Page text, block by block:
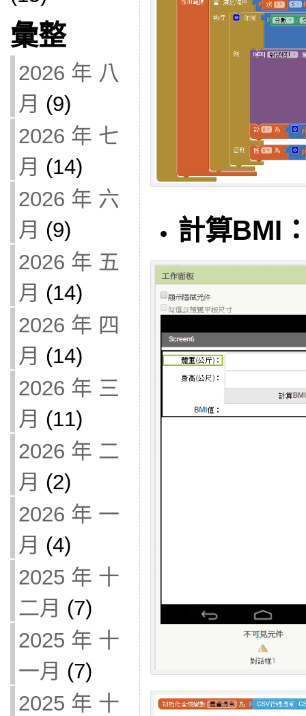
彙整
2026 年 八
月 (9)
2026 年 七
月 (14)
2026 年 六
月 (9)
2026 年 五
月 (14)
2026 年 四
月 (14)
2026 年 三
月 (11)
2026 年 二
月 (2)
2026 年 一
月 (4)
2025 年 十
二月 (7)
2025 年 十
一月 (7)
2025 年 十
計算BMI